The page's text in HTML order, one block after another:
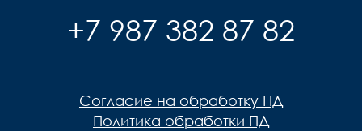
+7 987 382 87 82
Согласие на обработку ПД
Политика обработки ПД